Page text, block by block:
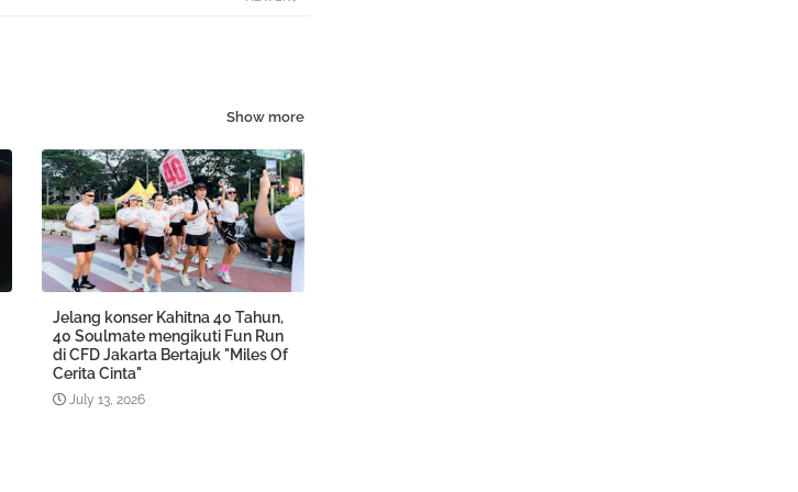
Show more
Jelang konser Kahitna 40 Tahun,
40 Soulmate mengikuti Fun Run
di CFD Jakarta Bertajuk "Miles Of
Cerita Cinta"
July 13, 2026